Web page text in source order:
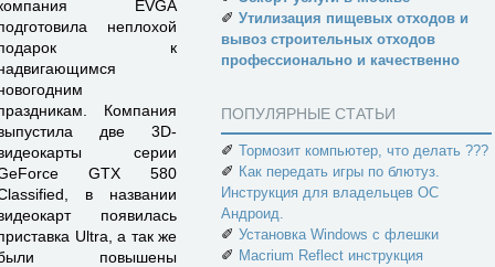
EVGA
неплохой
к
Компания
две 3D-
серии
GTX 580
в названии
появилась
Ultra, а так же
повышены
✐ Утилизация пищевых отходов и
вывоз строительных отходов
профессионально и качественно
ПОПУЛЯРНЫЕ СТАТЬИ
✐ Тормозит компьютер, что делать ???
✐ Как передать игры по блютуз.
Инструкция для владельцев ОС
Андроид.
✐ Установка Windows с флешки
✐ Macrium Reflect инструкция